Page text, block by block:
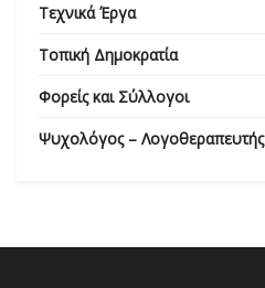
Τεχνικά Έργα
Τοπική Δημοκρατία
Φορείς και Σύλλογοι
Ψυχολόγος – Λογοθεραπευτής